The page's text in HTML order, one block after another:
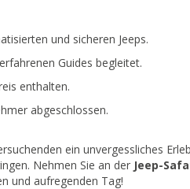
und sicheren Jeeps.
Guides begleitet.
enthalten.
abgeschlossen.
ein unvergessliches
Nehmen Sie an der Jeep-
und aufregenden Tag!